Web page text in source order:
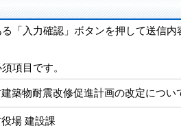
「入力確認」ボタンを押して送信
項目です。
築物耐震改修促進計画の改定につい
場 建設課